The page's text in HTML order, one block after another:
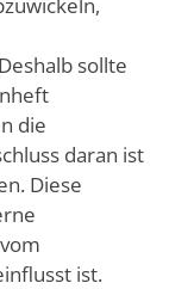
sollte
die
daran ist
Diese
ist.